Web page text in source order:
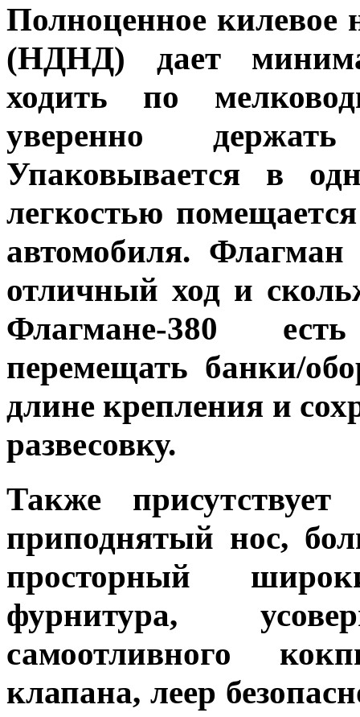
Полноценное килевое
(НДНД) дает
ходить по
уверенно
Упаковывается в
легкостью
автомобиля.
отличный ход и
Флагмане-380
перемещать банки/
длине крепления и
развесовку.
Также
приподнятый нос,
просторный
фурнитура,
самоотливного
клапана, леер